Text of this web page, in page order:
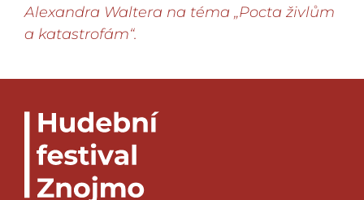
Alexandra Waltera na téma „Pocta živlům
a katastrofám“.